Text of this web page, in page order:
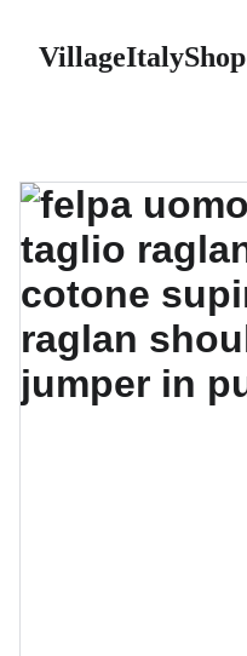
VillageItalyShop